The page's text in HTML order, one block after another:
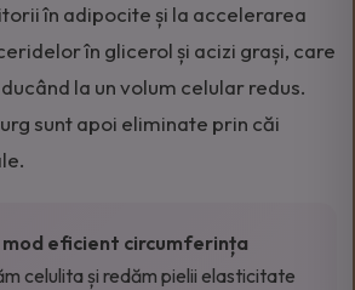
în adipocite și la accelerarea
în glicerol și acizi grași, care
la un volum celular redus.
sunt apoi eliminate prin căi
mod eficient circumferința
celulita și redăm pielii elasticitate